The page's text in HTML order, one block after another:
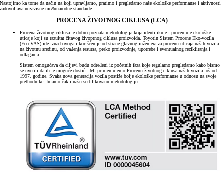
Nastojimo ka tome da način na koji upravljamo, pratimo i pregledamo naše ekološke performanse i aktivnosti
zadovoljava nezavisne međunarodne standarde.
PROCENA ŽIVOTNOG CIKLUSA (LCA)
Procena životnog ciklusa je dobro poznata metodologija koja identifikuje i procenjuje ekološke
uticaje koji su razultat čitavog živoptnog ciklusa proizvoida. Toyotin Sistem Procene Eko-vozila
(Eco-VAS) ide iznad ovoga i korišćen je od strane glavnog inženjera za procenu uticaja naših vozila
na životnu sredinu, od vađenja resursa, preko proizvodnje, upotrebe i eventualnog recikliranja i
odlaganja.
Sistem omogućava da ciljevi budu određeni iz početnih faza koje regularno pregledamo kako bismo
se uverili da ih je moguće dostići. Mi primenjujemo Procenu životnog ciklusa naših vozila još od
1997. godine. Svaka nova generacija vozila postiže bolje ekološke performanse u odnosu na svoje
prethodnike. Imamo čak i našu sertifikovanu metodologiju.